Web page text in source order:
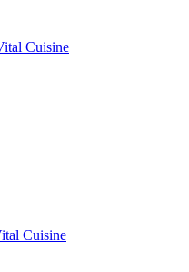
Cuisine
Cuisine